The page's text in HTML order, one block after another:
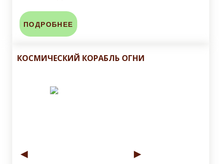
ПОДРОБНЕЕ
КОСМИЧЕСКИЙ КОРАБЛЬ ОГНИ
◄ ►